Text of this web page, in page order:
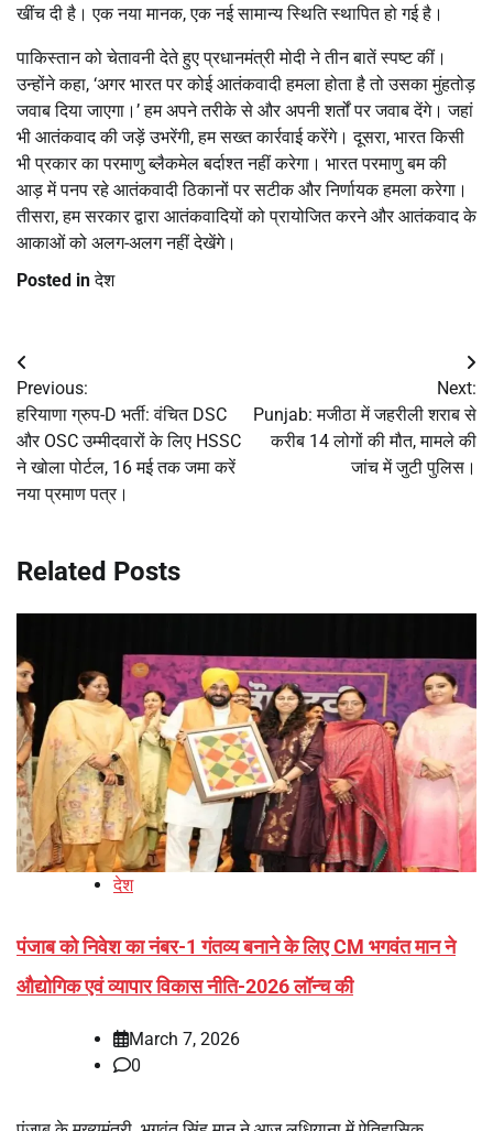
खींच दी है। एक नया मानक, एक नई सामान्य स्थिति स्थापित हो गई है।
पाकिस्तान को चेतावनी देते हुए प्रधानमंत्री मोदी ने तीन बातें स्पष्ट कीं।
उन्होंने कहा, ‘अगर भारत पर कोई आतंकवादी हमला होता है तो उसका मुंहतोड़
जवाब दिया जाएगा।’ हम अपने तरीके से और अपनी शर्तों पर जवाब देंगे। जहां
भी आतंकवाद की जड़ें उभरेंगी, हम सख्त कार्रवाई करेंगे। दूसरा, भारत किसी
भी प्रकार का परमाणु ब्लैकमेल बर्दाश्त नहीं करेगा। भारत परमाणु बम की
आड़ में पनप रहे आतंकवादी ठिकानों पर सटीक और निर्णायक हमला करेगा।
तीसरा, हम सरकार द्वारा आतंकवादियों को प्रायोजित करने और आतंकवाद के
आकाओं को अलग-अलग नहीं देखेंगे।
Posted inदेश
Post
navigation
Previous:
हरियाणा ग्रुप-D भर्ती: वंचित DSC
और OSC उम्मीदवारों के लिए HSSC
ने खोला पोर्टल, 16 मई तक जमा करें
नया प्रमाण पत्र।
Next:
Punjab: मजीठा में जहरीली शराब से
करीब 14 लोगों की मौत, मामले की
जांच में जुटी पुलिस।
Related Posts
देश
पंजाब को निवेश का नंबर-1 गंतव्य बनाने के लिए CM भगवंत मान ने
औद्योगिक एवं व्यापार विकास नीति-2026 लॉन्च की
March 7, 2026
0